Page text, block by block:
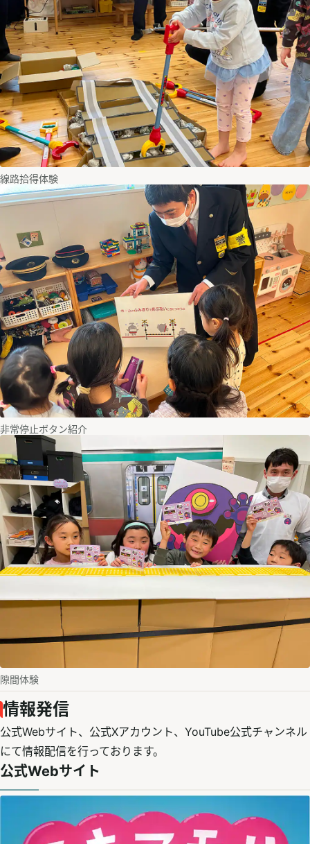
線路拾得体験
非常停止ボタン紹介
隙間体験
情報発信
⁨⁩⁨⁩⁨⁩公式Webサイト、公式Xアカウント、YouTube公式チャンネル
にて情報配信を行っております。
公式Webサイト